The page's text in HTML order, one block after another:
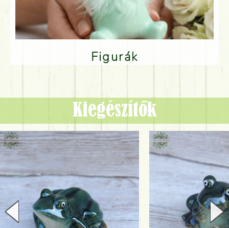
Figurák
Kiegészítők